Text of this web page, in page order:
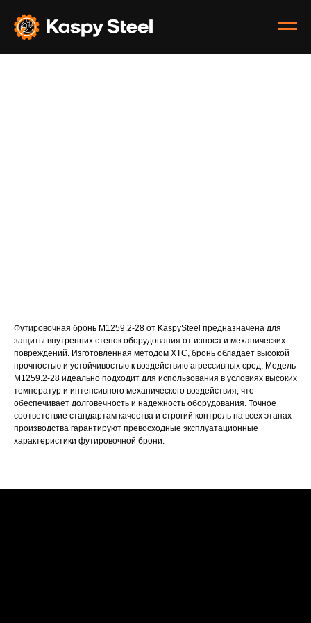
Футировочная бронь М1259.2-28 от KaspySteel предназначена для
защиты внутренних стенок оборудования от износа и механических
повреждений. Изготовленная методом ХТС, бронь обладает высокой
прочностью и устойчивостью к воздействию агрессивных сред. Модель
М1259.2-28 идеально подходит для использования в условиях высоких
температур и интенсивного механического воздействия, что
обеспечивает долговечность и надежность оборудования. Точное
соответствие стандартам качества и строгий контроль на всех этапах
производства гарантируют превосходные эксплуатационные
характеристики футировочной брони.